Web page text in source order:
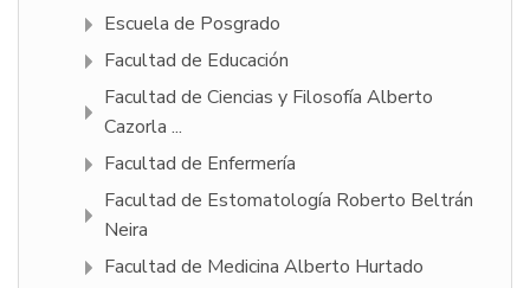
Escuela de Posgrado
Facultad de Educación
Facultad de Ciencias y Filosofí­a Alberto
Cazorla ...
Facultad de Enfermería
Facultad de Estomatología Roberto Beltrán
Neira
Facultad de Medicina Alberto Hurtado